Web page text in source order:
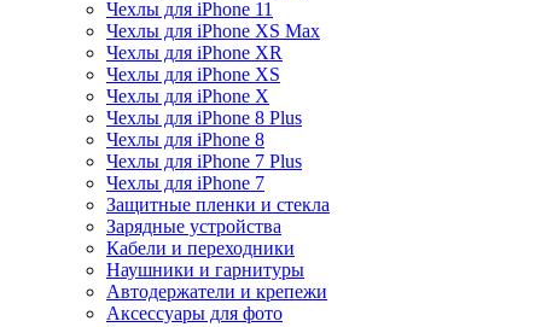
Чехлы для iPhone 11
Чехлы для iPhone XS Max
Чехлы для iPhone XR
Чехлы для iPhone XS
Чехлы для iPhone X
Чехлы для iPhone 8 Plus
Чехлы для iPhone 8
Чехлы для iPhone 7 Plus
Чехлы для iPhone 7
Защитные пленки и стекла
Зарядные устройства
Кабели и переходники
Наушники и гарнитуры
Автодержатели и крепежи
Аксессуары для фото